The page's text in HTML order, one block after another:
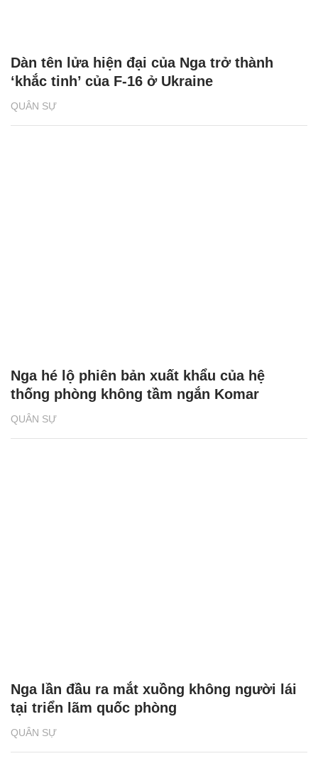
QUÂN SỰ
Dàn tên lửa hiện đại của Nga trở thành
‘khắc tinh’ của F-16 ở Ukraine
QUÂN SỰ
Nga hé lộ phiên bản xuất khẩu của hệ
thống phòng không tầm ngắn Komar
QUÂN SỰ
Nga lần đầu ra mắt xuồng không người lái
tại triển lãm quốc phòng